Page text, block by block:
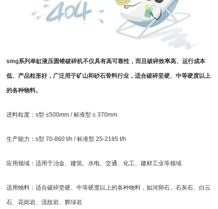
smg系列单缸液压圆锥破碎机不仅具有高可靠性，而且破碎效率高、运行成本
低、产品粒形好，广泛用于矿山和砂石骨料行业，适合破碎坚硬、中等硬度以上
的各种物料。
进料粒度：s型 ≤500mm / 标准型 ≤ 370mm
生产能力：s型 70-860 t/h / 标准型 25-2185 t/h
应用领域：适用于冶金、建筑、水电、交通、化工、建材工业等领域
适用物料：适合破碎坚硬、中等硬度以上的各种物料，如河卵石、石灰石、白云
石、花岗岩、流纹岩、辉绿岩